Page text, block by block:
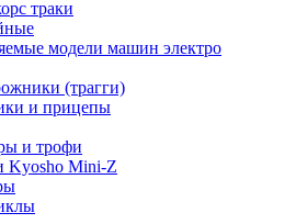
траки
модели машин электро
(трагги)
и прицепы
и трофи
Kyosho Mini-Z